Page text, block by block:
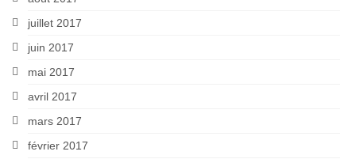
juillet 2017
juin 2017
mai 2017
avril 2017
mars 2017
février 2017